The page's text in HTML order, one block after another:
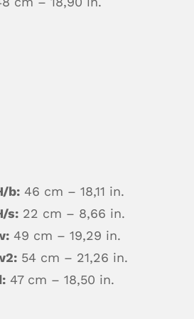
b:46 cm – 18,11 in.
s:22 cm – 8,66 in.
49 cm – 19,29 in.
54 cm – 21,26 in.
47 cm – 18,50 in.